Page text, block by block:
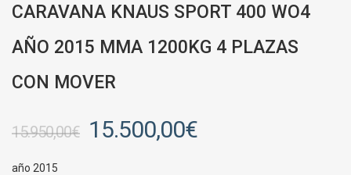
CARAVANA KNAUS SPORT 400 WO4
AÑO 2015 MMA 1200KG 4 PLAZAS
CON MOVER
15.950,00€ 15.500,00€
año 2015